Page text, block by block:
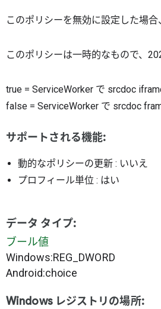
このポリシーを無効に設定した場
このポリシーは一時的なもので、
true = ServiceWorker で srcdoc
false = ServiceWorker で srcdoc
サポートされる機能:
動的なポリシーの更新 : いいえ
プロフィール単位 : はい
データ タイプ:
ブール値
Windows:REG_DWORD
Android:choice
Windows レジストリの場所: